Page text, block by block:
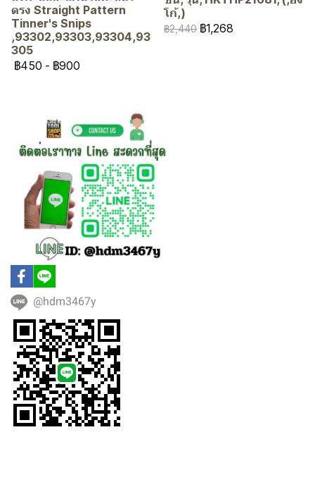
ตรง Straight Pattern
Tinner's Snips
,93302,93303,93304,93
305
฿450 - ฿900
โก้,)
฿2,440 ฿1,268
@hdm3467y